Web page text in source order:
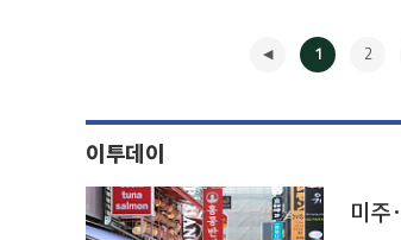
1 2
이투데이
미주